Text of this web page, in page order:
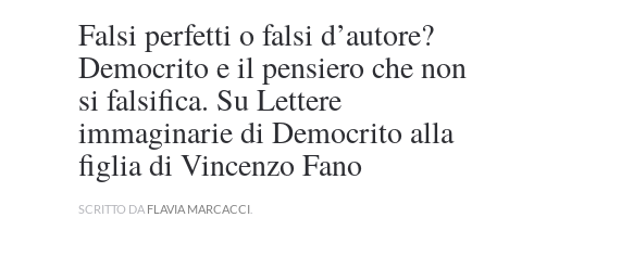
Falsi perfetti o falsi d’autore?
Democrito e il pensiero che non
si falsifica. Su Lettere
immaginarie di Democrito alla
figlia di Vincenzo Fano
SCRITTO DA FLAVIA MARCACCI